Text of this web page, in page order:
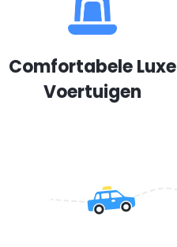
Comfortabele Luxe
Voertuigen